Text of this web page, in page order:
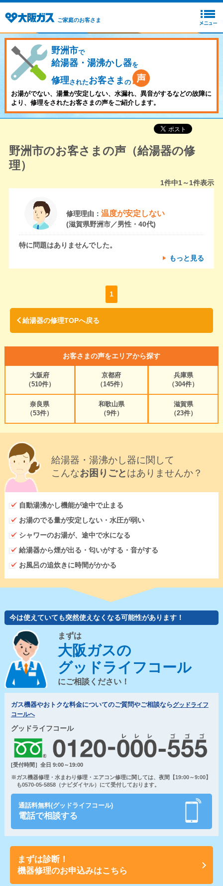
ご家庭のお客さま
野洲市で
給湯器・湯沸かし器を
修理されたお客さま の
お湯がでない、湯量が安定しない、水漏れ、異音がするなどの故障に
より、修理をされたお客さまの声をご紹介します。
野洲市のお客さまの声（給湯器の修
理）
1件中1～1件表示
修理理由： 温度が安定しない
(滋賀県野洲市／男性・40代)
特に問題はありませんでした。
もっと見る
1
給湯器の修理TOPへ戻る
お客さまの声をエリアから探す
大阪府
（510件）
京都府
（145件）
兵庫県
（304件）
奈良県
（53件）
和歌山県
（9件）
滋賀県
（23件）
給湯器・湯沸かし器に関して
こんなお困りごとはありませんか？
自動湯沸かし機能が途中で止まる
お湯のでる量が安定しない・水圧が弱い
シャワーのお湯が、途中で水になる
給湯器から煙が出る・匂いがする・音がする
お風呂の追炊きに時間がかかる
今は使えていても突然使えなくなる可能性があります！
まずは
大阪ガスの
グッドライフコール
にご相談ください！
ガス機器やおトクな料金についてのご質問やご相談ならグッドライフ
コールへ
グッドライフコール
[受付時間］全日 9:00～19:00
※ガス機器修理・水まわり修理・エアコン修理に関しては、夜間【19:00～9:00】
も0570-05-5858（ナビダイヤル）にて受付しております。
通話料無料(グッドライフコール)
電話で相談する
まずは診断！
機器修理のお申込みはこちら